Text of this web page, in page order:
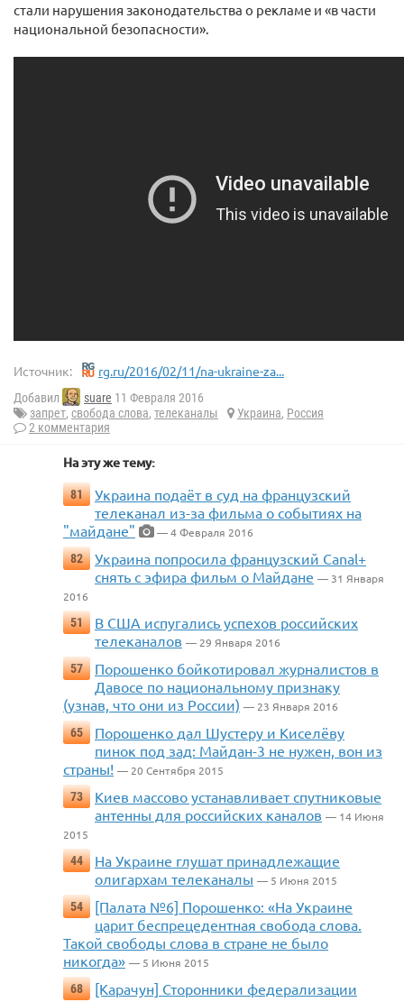
стали нарушения законодательства о рекламе и «в части
национальной безопасности».
Источник: rg.ru/2016/02/11/na-ukraine-za...
Добавил suare 11 Февраля 2016
запрет, свобода слова, телеканалы Украина, Россия
2 комментария
На эту же тему:
81
Украина подаёт в суд на французский
телеканал из-за фильма о событиях на
"майдане"
— 4 Февраля 2016
82
Украина попросила французский Canal+
снять с эфира фильм о Майдане — 31 Января
2016
51
В США испугались успехов российских
телеканалов — 29 Января 2016
57
Порошенко бойкотировал журналистов в
Давосе по национальному признаку
(узнав, что они из России) — 23 Января 2016
65
Порошенко дал Шустеру и Киселёву
пинок под зад: Майдан-3 не нужен, вон из
страны! — 20 Сентября 2015
73
Киев массово устанавливает спутниковые
антенны для российских каналов — 14 Июня
2015
44
На Украине глушат принадлежащие
олигархам телеканалы — 5 Июня 2015
54
[Палата №6] Порошенко: «На Украине
царит беспрецедентная свобода слова.
Такой свободы слова в стране не было
никогда» — 5 Июня 2015
68
[Карачун] Сторонники федерализации